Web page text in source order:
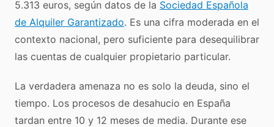
5.313 euros, según datos de la Sociedad Española
de Alquiler Garantizado. Es una cifra moderada en el
contexto nacional, pero suficiente para desequilibrar
las cuentas de cualquier propietario particular.
La verdadera amenaza no es solo la deuda, sino el
tiempo. Los procesos de desahucio en España
tardan entre 10 y 12 meses de media. Durante ese